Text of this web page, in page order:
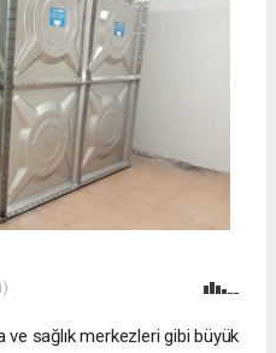
sağlık merkezleri gibi büyük